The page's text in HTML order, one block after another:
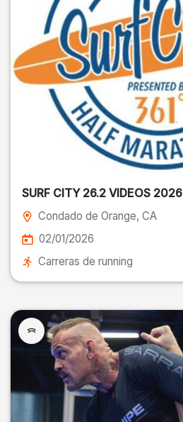
SURF CITY 26.2 VIDEOS 2026
Condado de Orange, CA
02/01/2026
Carreras de running